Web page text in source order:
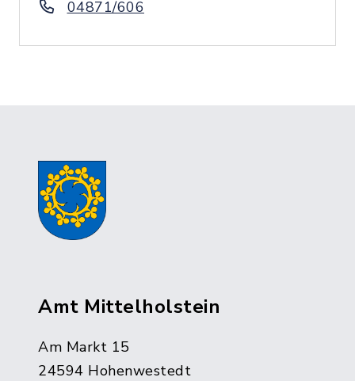
04871/606
Amt Mittelholstein
Am Markt 15
24594 Hohenwestedt